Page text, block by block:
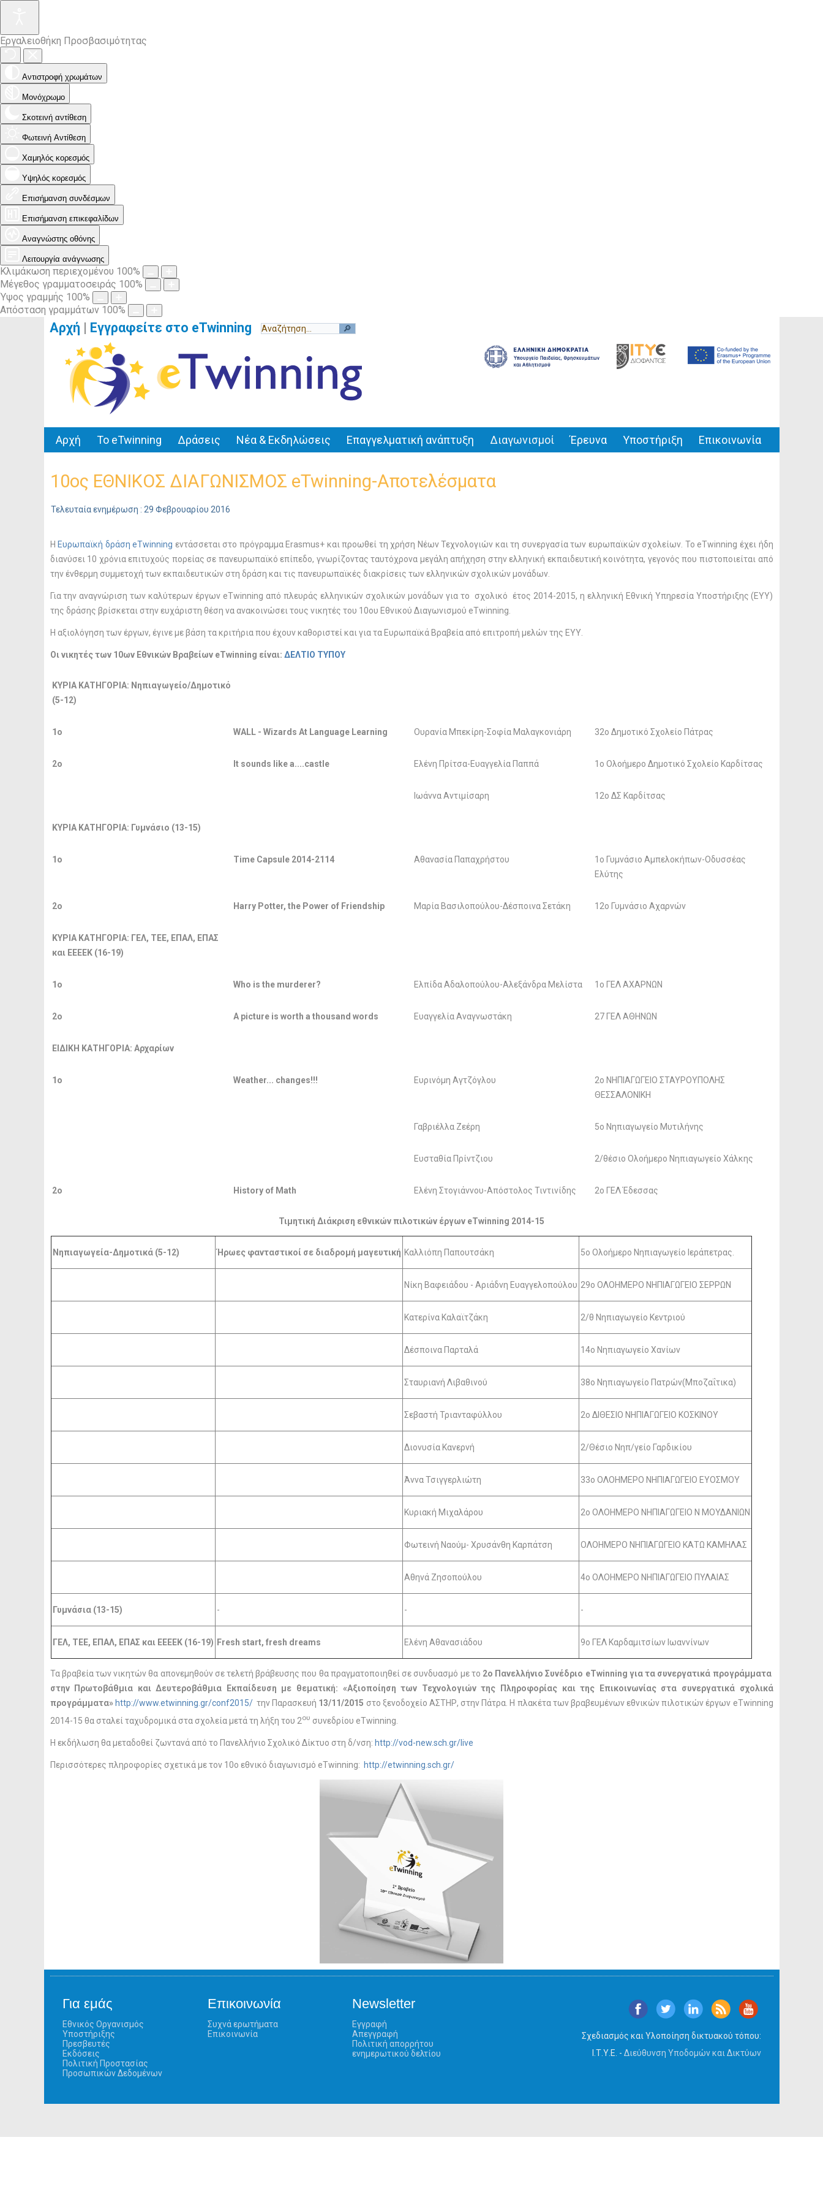
Εργαλειοθήκη Προσβασιμότητας
Αντιστροφή χρωμάτων
Μονόχρωμο
Σκοτεινή αντίθεση
Φωτεινή Αντίθεση
Χαμηλός κορεσμός
Υψηλός κορεσμός
Επισήμανση συνδέσμων
Επισήμανση επικεφαλίδων
Αναγνώστης οθόνης
Λειτουργία ανάγνωσης
Κλιμάκωση περιεχομένου 100%
Μέγεθος γραμματοσειράς 100%
Ύψος γραμμής 100%
Απόσταση γραμμάτων 100%
Αρχή | Εγγραφείτε στο eTwinning
Αρχή Το eTwinning Δράσεις Νέα & Εκδηλώσεις Επαγγελματική ανάπτυξη Διαγωνισμοί Έρευνα Υποστήριξη Επικοινωνία
10ος ΕΘΝΙΚΟΣ ΔΙΑΓΩΝΙΣΜΟΣ eTwinning-Αποτελέσματα
Τελευταία ενημέρωση : 29 Φεβρουαρίου 2016
Η Eυρωπαϊκή δράση eTwinning εντάσσεται στο πρόγραμμα Erasmus+ και προωθεί τη χρήση Νέων Τεχνολογιών και τη συνεργασία των ευρωπαϊκών σχολείων. Το eTwinning έχει ήδη
διανύσει 10 χρόνια επιτυχούς πορείας σε πανευρωπαϊκό επίπεδο, γνωρίζοντας ταυτόχρονα μεγάλη απήχηση στην ελληνική εκπαιδευτική κοινότητα, γεγονός που πιστοποιείται από
την ένθερμη συμμετοχή των εκπαιδευτικών στη δράση και τις πανευρωπαϊκές διακρίσεις των ελληνικών σχολικών μονάδων.
Για την αναγνώριση των καλύτερων έργων eTwinning από πλευράς ελληνικών σχολικών μονάδων για το σχολικό έτος 2014-2015, η ελληνική Εθνική Υπηρεσία Υποστήριξης (ΕΥΥ)
της δράσης βρίσκεται στην ευχάριστη θέση να ανακοινώσει τους νικητές του 10ου Εθνικού Διαγωνισμού eTwinning.
Η αξιολόγηση των έργων, έγινε με βάση τα κριτήρια που έχουν καθοριστεί και για τα Ευρωπαϊκά Βραβεία από επιτροπή μελών της ΕΥΥ.
Οι νικητές των 10ων Εθνικών Βραβείων eTwinning είναι: ΔΕΛΤΙΟ ΤΥΠΟΥ
ΚΥΡΙΑ ΚΑΤΗΓΟΡΙΑ: Νηπιαγωγείο/Δημοτικό
(5-12)
1ο WALL - Wizards At Language Learning Ουρανία Μπεκίρη-Σοφία Μαλαγκονιάρη 32ο Δημοτικό Σχολείο Πάτρας
2ο It sounds like a....castle Ελένη Πρίτσα-Ευαγγελία Παππά 1ο Ολοήμερο Δημοτικό Σχολείο Καρδίτσας
Ιωάννα Αντιμίσαρη 12ο ΔΣ Καρδίτσας
ΚΥΡΙΑ ΚΑΤΗΓΟΡΙΑ: Γυμνάσιο (13-15)
1ο Time Capsule 2014-2114 Αθανασία Παπαχρήστου
1ο Γυμνάσιο Αμπελοκήπων-Οδυσσέας
Ελύτης
2ο Harry Potter, the Power of Friendship Μαρία Βασιλοπούλου-Δέσποινα Σετάκη 12o Γυμνάσιο Αχαρνών
ΚΥΡΙΑ ΚΑΤΗΓΟΡΙΑ: ΓΕΛ, ΤΕΕ, ΕΠΑΛ, ΕΠΑΣ
και EEEEK (16-19)
1ο Who is the murderer? Ελπίδα Αδαλοπούλου-Αλεξάνδρα Μελίστα 1ο ΓΕΛ ΑΧΑΡΝΩΝ
2ο A picture is worth a thousand words Ευαγγελία Αναγνωστάκη 27 ΓΕΛ ΑΘΗΝΩΝ
ΕΙΔΙΚΗ ΚΑΤΗΓΟΡΙΑ: Αρχαρίων
1ο Weather... changes!!! Ευρινόμη Αγτζόγλου
2ο ΝΗΠΙΑΓΩΓΕΙΟ ΣΤΑΥΡΟΥΠΟΛΗΣ
ΘΕΣΣΑΛΟΝΙΚΗ
Γαβριέλλα Ζεέρη 5o Νηπιαγωγείο Μυτιλήνης
Ευσταθία Πρίντζιου 2/θέσιο Ολοήμερο Νηπιαγωγείο Χάλκης
2ο History of Math Ελένη Στογιάννου-Απόστολος Τιντινίδης 2ο ΓΕΛ Έδεσσας
Τιμητική Διάκριση εθνικών πιλοτικών έργων eTwinning 2014-15
Νηπιαγωγεία-Δημοτικά (5-12) Ήρωες φανταστικοί σε διαδρομή μαγευτική Καλλιόπη Παπουτσάκη 5ο Ολοήμερο Νηπιαγωγείο Ιεράπετρας.
Νίκη Βαφειάδου - Αριάδνη Ευαγγελοπούλου 29ο ΟΛΟΗMΕΡΟ ΝΗΠΙΑΓΩΓΕΙΟ ΣΕΡΡΩΝ
Κατερίνα Καλαϊτζάκη 2/θ Νηπιαγωγείο Κεντριού
Δέσποινα Παρταλά 14ο Νηπιαγωγείο Χανίων
Σταυριανή Λιβαθινού 38o Nηπιαγωγείο Πατρών(Μποζαΐτικα)
Σεβαστή Τριανταφύλλου 2o ΔΙΘΕΣΙΟ ΝΗΠΙΑΓΩΓΕΙΟ ΚΟΣΚΙΝΟΥ
Διονυσία Κανερνή 2/Θέσιο Νηπ/γείο Γαρδικίου
Άννα Τσιγγερλιώτη 33ο ΟΛΟΗΜΕΡΟ ΝΗΠΙΑΓΩΓΕΙΟ ΕΥΟΣΜΟΥ
Κυριακή Μιχαλάρου 2ο ΟΛΟΗΜΕΡΟ ΝΗΠΙΑΓΩΓΕΙΟ Ν ΜΟΥΔΑΝΙΩΝ
Φωτεινή Ναούμ- Χρυσάνθη Καρπάτση ΟΛΟΗΜΕΡΟ ΝΗΠΙΑΓΩΓΕΙΟ ΚΑΤΩ ΚΑΜΗΛΑΣ
Αθηνά Ζησοπούλου 4ο ΟΛΟΗΜΕΡΟ ΝΗΠΙΑΓΩΓΕΙΟ ΠΥΛΑΙΑΣ
Γυμνάσια (13-15) - - -
ΓΕΛ, ΤΕΕ, ΕΠΑΛ, ΕΠΑΣ και EEEEK (16-19) Fresh start, fresh dreams Ελένη Αθανασιάδου 9ο ΓΕΛ Καρδαμιτσίων Ιωαννίνων
Τα βραβεία των νικητών θα απονεμηθούν σε τελετή βράβευσης που θα πραγματοποιηθεί σε συνδυασμό με το 2ο Πανελλήνιο Συνέδριο eTwinning για τα συνεργατικά προγράμματα
στην Πρωτοβάθμια και Δευτεροβάθμια Εκπαίδευση με θεματική: «Αξιοποίηση των Τεχνολογιώντης Πληροφορίας και της Επικοινωνίας στα συνεργατικά σχολικά
προγράμματα» http://www.etwinning.gr/conf2015/την Παρασκευή 13/11/2015 στο ξενοδοχείο ΑΣΤΗΡ, στην Πάτρα. Η πλακέτα των βραβευμένων εθνικών πιλοτικών έργων eTwinning
2014-15 θα σταλεί ταχυδρομικά στα σχολεία μετά τη λήξη του 2ου συνεδρίου eTwinning.
Η εκδήλωση θα μεταδοθεί ζωντανά από το Πανελλήνιο Σχολικό Δίκτυο στη δ/νση: http://vod-new.sch.gr/live
Περισσότερες πληροφορίες σχετικά με τον 10ο εθνικό διαγωνισμό eTwinning: http://etwinning.sch.gr/
Για εμάς
Εθνικός Οργανισμός
Υποστήριξης
Πρεσβευτές
Εκδόσεις
Πολιτική Προστασίας
Προσωπικών Δεδομένων
Επικοινωνία
Συχνά ερωτήματα
Επικοινωνία
Newsletter
Εγγραφή
Απεγγραφή
Πολιτική απορρήτου
ενημερωτικού δελτίου
Σχεδιασμός και Υλοποίηση δικτυακού τόπου:
Ι.Τ.Υ.Ε. - Διεύθυνση Υποδομών και Δικτύων